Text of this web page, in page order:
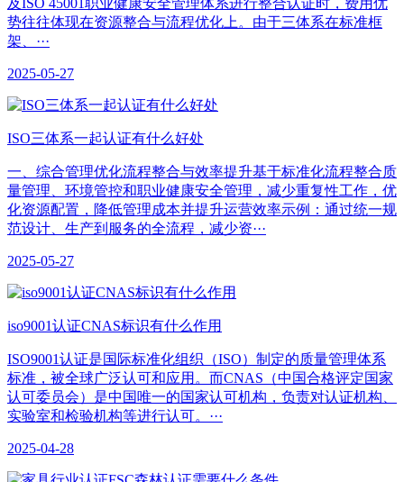
势往往体现在资源整合与流程优化上。由于三体系在标准框
架、···
2025-05-27
​ISO三体系一起认证有什么好处
一、综合管理优化‌流程整合与效率提升‌基于标准化流程整合质
量管理、环境管控和职业健康安全管理，减少重复性工作，优
化资源配置，降低管理成本并提升运营效率示例：通过统一规
范设计、生产到服务的全流程，减少资···
2025-05-27
iso9001认证CNAS标识有什么作用
ISO9001认证是国际标准化组织（ISO）制定的质量管理体系
标准，被全球广泛认可和应用。而CNAS（中国合格评定国家
认可委员会）是中国唯一的国家认可机构，负责对认证机构、
实验室和检验机构等进行认可。···
2025-04-28